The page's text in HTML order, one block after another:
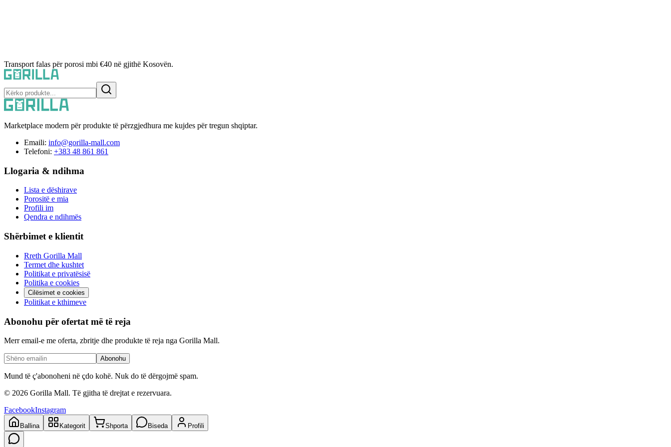
Transport falas për porosi mbi €40 në gjithë Kosovën.
Marketplace modern për produkte të përzgjedhura me kujdes për tregun shqiptar.
Emaili: info@gorilla-mall.com
Telefoni: +383 48 861 861
Llogaria & ndihma
Lista e dëshirave
Porositë e mia
Profili im
Qendra e ndihmës
Shërbimet e klientit
Rreth Gorilla Mall
Termet dhe kushtet
Politikat e privatësisë
Politika e cookies
Cilësimet e cookies
Politikat e kthimeve
Abonohu për ofertat më të reja
Merr email-e me oferta, zbritje dhe produkte të reja nga Gorilla Mall.
Abonohu
Mund të ç'abonoheni në çdo kohë. Nuk do të dërgojmë spam.
© 2026 Gorilla Mall. Të gjitha të drejtat e rezervuara.
FacebookInstagram
Ballina Kategorit Shporta Biseda Profili